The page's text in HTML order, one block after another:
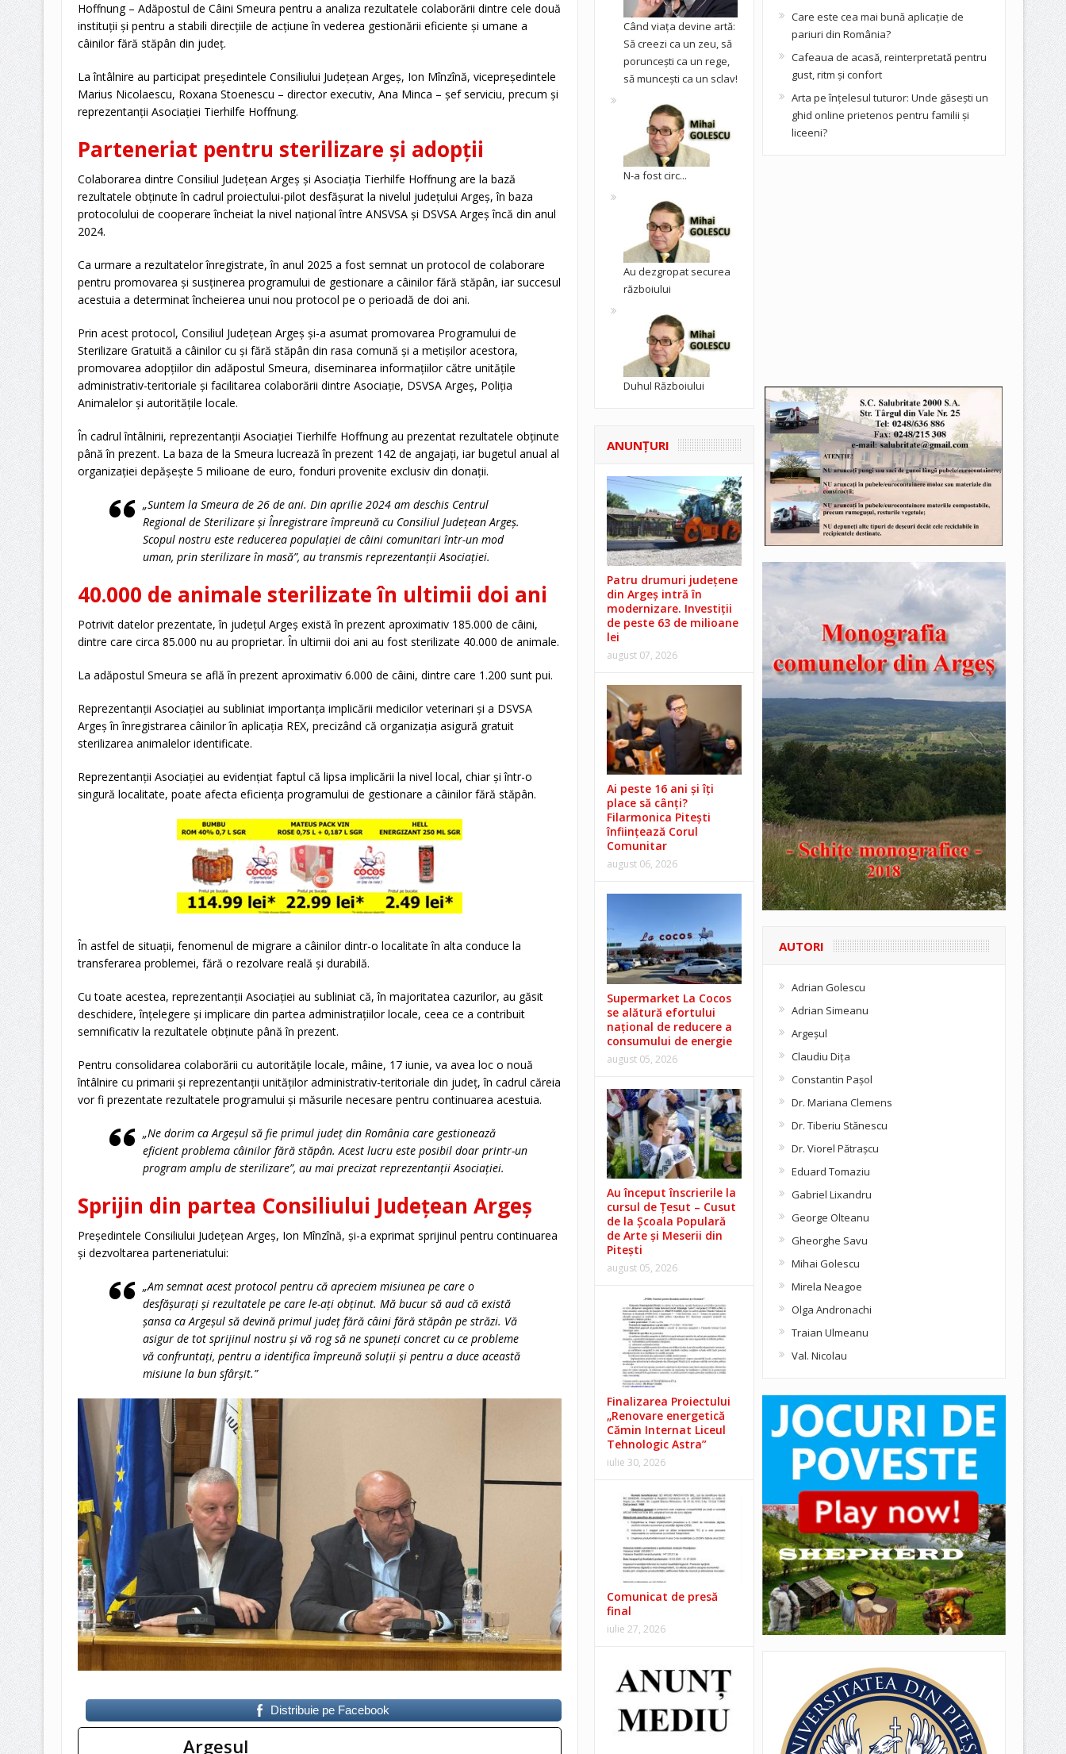
Hoffnung – Adăpostul de Câini Smeura pentru a analiza rezultatele colaborării dintre cele două
instituții și pentru a stabili direcțiile de acțiune în vederea gestionării eficiente și umane a
câinilor fără stăpân din județ.
La întâlnire au participat președintele Consiliului Județean Argeș, Ion Mînzînă, vicepreședintele
Marius Nicolaescu, Roxana Stoenescu – director executiv, Ana Minca – șef serviciu, precum și
reprezentanții Asociației Tierhilfe Hoffnung.
Parteneriat pentru sterilizare și adopții
Colaborarea dintre Consiliul Județean Argeș și Asociația Tierhilfe Hoffnung are la bază
rezultatele obținute în cadrul proiectului-pilot desfășurat la nivelul județului Argeș, în baza
protocolului de cooperare încheiat la nivel național între ANSVSA și DSVSA Argeș încă din anul
2024.
Ca urmare a rezultatelor înregistrate, în anul 2025 a fost semnat un protocol de colaborare
pentru promovarea și susținerea programului de gestionare a câinilor fără stăpân, iar succesul
acestuia a determinat încheierea unui nou protocol pe o perioadă de doi ani.
Prin acest protocol, Consiliul Județean Argeș și-a asumat promovarea Programului de
Sterilizare Gratuită a câinilor cu și fără stăpân din rasa comună și a metișilor acestora,
promovarea adopțiilor din adăpostul Smeura, diseminarea informațiilor către unitățile
administrativ-teritoriale și facilitarea colaborării dintre Asociație, DSVSA Argeș, Poliția
Animalelor și autoritățile locale.
În cadrul întâlnirii, reprezentanții Asociației Tierhilfe Hoffnung au prezentat rezultatele obținute
până în prezent. La baza de la Smeura lucrează în prezent 142 de angajați, iar bugetul anual al
organizației depășește 5 milioane de euro, fonduri provenite exclusiv din donații.
„Suntem la Smeura de 26 de ani. Din aprilie 2024 am deschis Centrul
Regional de Sterilizare și Înregistrare împreună cu Consiliul Județean Argeș.
Scopul nostru este reducerea populației de câini comunitari într-un mod
uman, prin sterilizare în masă”, au transmis reprezentanții Asociației.
40.000 de animale sterilizate în ultimii doi ani
Potrivit datelor prezentate, în județul Argeș există în prezent aproximativ 185.000 de câini,
dintre care circa 85.000 nu au proprietar. În ultimii doi ani au fost sterilizate 40.000 de animale.
La adăpostul Smeura se află în prezent aproximativ 6.000 de câini, dintre care 1.200 sunt pui.
Reprezentanții Asociației au subliniat importanța implicării medicilor veterinari și a DSVSA
Argeș în înregistrarea câinilor în aplicația REX, precizând că organizația asigură gratuit
sterilizarea animalelor identificate.
Reprezentanții Asociației au evidențiat faptul că lipsa implicării la nivel local, chiar și într-o
singură localitate, poate afecta eficiența programului de gestionare a câinilor fără stăpân.
În astfel de situații, fenomenul de migrare a câinilor dintr-o localitate în alta conduce la
transferarea problemei, fără o rezolvare reală și durabilă.
Cu toate acestea, reprezentanții Asociației au subliniat că, în majoritatea cazurilor, au găsit
deschidere, înțelegere și implicare din partea administrațiilor locale, ceea ce a contribuit
semnificativ la rezultatele obținute până în prezent.
Pentru consolidarea colaborării cu autoritățile locale, mâine, 17 iunie, va avea loc o nouă
întâlnire cu primarii și reprezentanții unităților administrativ-teritoriale din județ, în cadrul căreia
vor fi prezentate rezultatele programului și măsurile necesare pentru continuarea acestuia.
„Ne dorim ca Argeșul să fie primul județ din România care gestionează
eficient problema câinilor fără stăpân. Acest lucru este posibil doar printr-un
program amplu de sterilizare”, au mai precizat reprezentanții Asociației.
Sprijin din partea Consiliului Județean Argeș
Președintele Consiliului Județean Argeș, Ion Mînzînă, și-a exprimat sprijinul pentru continuarea
și dezvoltarea parteneriatului:
„Am semnat acest protocol pentru că apreciem misiunea pe care o
desfășurați și rezultatele pe care le-ați obținut. Mă bucur să aud că există
șansa ca Argeșul să devină primul județ fără câini fără stăpân pe străzi. Vă
asigur de tot sprijinul nostru și vă rog să ne spuneți concret cu ce probleme
vă confruntați, pentru a identifica împreună soluții și pentru a duce această
misiune la bun sfârșit.”
Distribuie pe Facebook
Argeşul
Când viața devine artă:
Să creezi ca un zeu, să
poruncești ca un rege,
să muncești ca un sclav!
N-a fost circ...
Au dezgropat securea
războiului
Duhul Războiului
ANUNŢURI
Patru drumuri județene
din Argeș intră în
modernizare. Investiții
de peste 63 de milioane
lei
august 07, 2026
Ai peste 16 ani și îți
place să cânți?
Filarmonica Pitești
înființează Corul
Comunitar
august 06, 2026
Supermarket La Cocos
se alătură efortului
național de reducere a
consumului de energie
august 05, 2026
Au început înscrierile la
cursul de Țesut – Cusut
de la Școala Populară
de Arte și Meserii din
Pitești
august 05, 2026
Finalizarea Proiectului
„Renovare energetică
Cămin Internat Liceul
Tehnologic Astra”
iulie 30, 2026
Comunicat de presă
final
iulie 27, 2026
Care este cea mai bună aplicație de
pariuri din România?
Cafeaua de acasă, reinterpretată pentru
gust, ritm și confort
Arta pe înțelesul tuturor: Unde găsești un
ghid online prietenos pentru familii și
liceeni?
AUTORI
Adrian Golescu
Adrian Simeanu
Argeşul
Claudiu Diţa
Constantin Pașol
Dr. Mariana Clemens
Dr. Tiberiu Stănescu
Dr. Viorel Pătraşcu
Eduard Tomaziu
Gabriel Lixandru
George Olteanu
Gheorghe Savu
Mihai Golescu
Mirela Neagoe
Olga Andronachi
Traian Ulmeanu
Val. Nicolau